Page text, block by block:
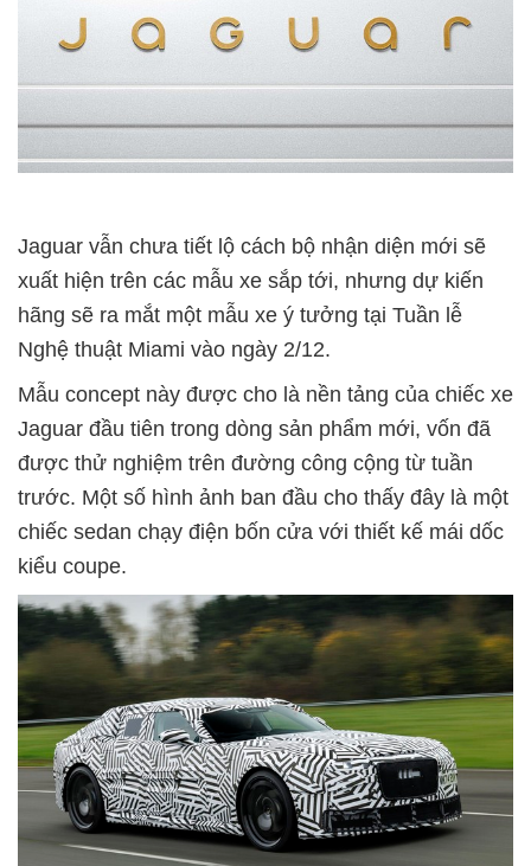
Jaguar vẫn chưa tiết lộ cách bộ nhận diện mới sẽ
xuất hiện trên các mẫu xe sắp tới, nhưng dự kiến
hãng sẽ ra mắt một mẫu xe ý tưởng tại Tuần lễ
Nghệ thuật Miami vào ngày 2/12.
Mẫu concept này được cho là nền tảng của chiếc xe
Jaguar đầu tiên trong dòng sản phẩm mới, vốn đã
được thử nghiệm trên đường công cộng từ tuần
trước. Một số hình ảnh ban đầu cho thấy đây là một
chiếc sedan chạy điện bốn cửa với thiết kế mái dốc
kiểu coupe.